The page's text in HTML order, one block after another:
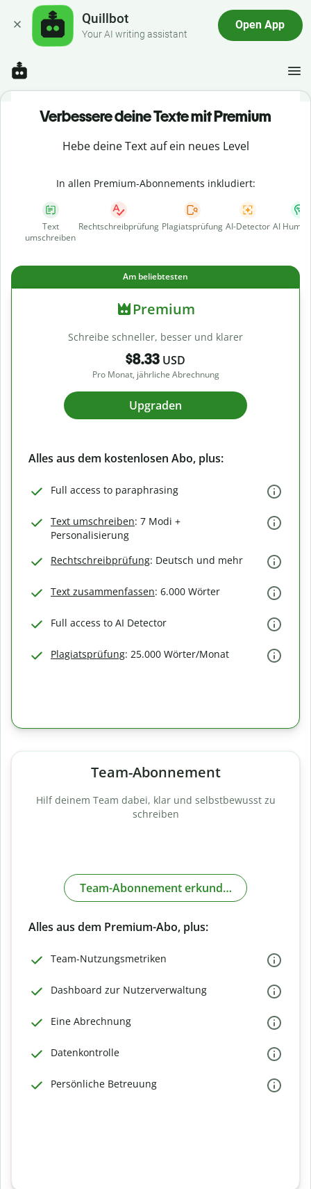
Quillbot
Your AI writing assistant
Open App
Verbessere deine Texte mit Premium
Hebe deine Text auf ein neues Level
In allen Premium-Abonnements inkludiert:
Text
umschreiben
Rechtschreibprüfung Plagiatsprüfung AI-Detector AI
Am beliebtesten
Premium
Schreibe schneller, besser und klarer
$8.33 USD
Pro Monat, jährliche Abrechnung
Upgraden
Alles aus dem kostenlosen Abo, plus:
Full access to paraphrasing
Text umschreiben: 7 Modi +
Personalisierung
Rechtschreibprüfung: Deutsch und mehr
Text zusammenfassen: 6.000 Wörter
Full access to AI Detector
Plagiatsprüfung: 25.000 Wörter/Monat
Team-Abonnement
Hilf deinem Team dabei, klar und selbstbewusst zu
schreiben
Team-Abonnement erkunden
Alles aus dem Premium-Abo, plus:
Team-Nutzungsmetriken
Dashboard zur Nutzerverwaltung
Eine Abrechnung
Datenkontrolle
Persönliche Betreuung